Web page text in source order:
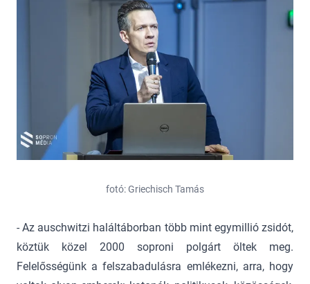
fotó: Griechisch Tamás
- Az auschwitzi haláltáborban több mint egymillió zsidót,
köztük közel 2000 soproni polgárt öltek meg.
Felelősségünk a felszabadulásra emlékezni, arra, hogy